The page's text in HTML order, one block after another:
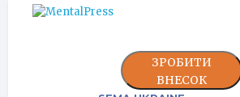
ЗРОБИТИ
ВНЕСОК